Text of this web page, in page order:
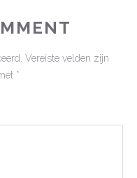
Vereiste velden zijn
*